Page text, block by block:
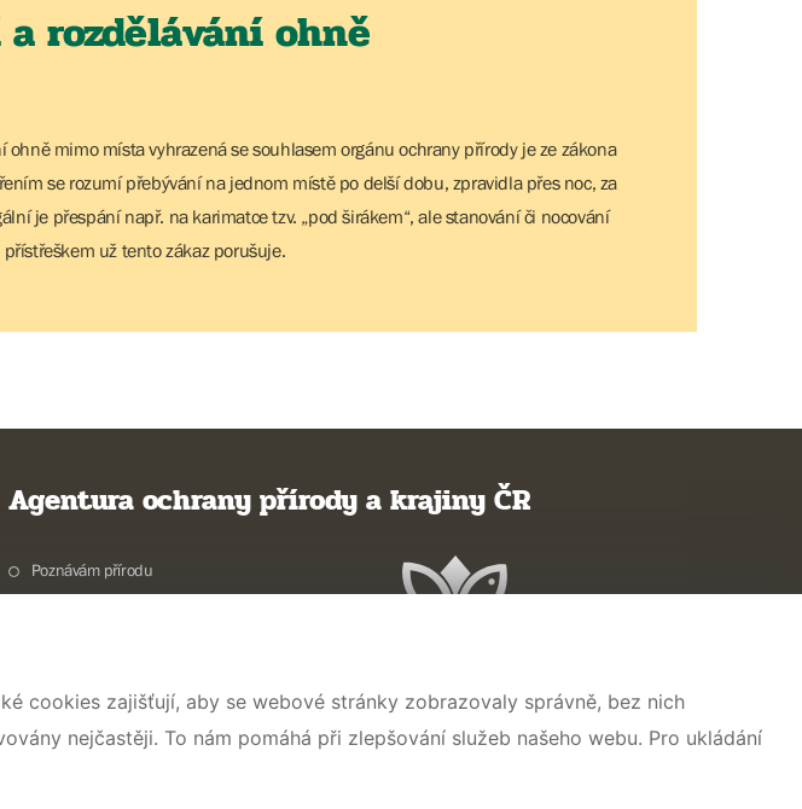
rozdělávání ohně
ohně mimo místa vyhrazená se souhlasem orgánu ochrany přírody je ze zákona
se rozumí přebývání na jednom místě po delší dobu, zpravidla přes noc, za
je přespání např. na karimatce tzv. „pod širákem“, ale stanování či nocování
přístřeškem už tento zákaz porušuje.
Agentura ochrany přírody a krajiny ČR
Poznávám přírodu
Dokumentujeme přírodu
O nás
cookies zajišťují, aby se webové stránky zobrazovaly správně, bez nich
nejčastěji. To nám pomáhá při zlepšování služeb našeho webu. Pro ukládání